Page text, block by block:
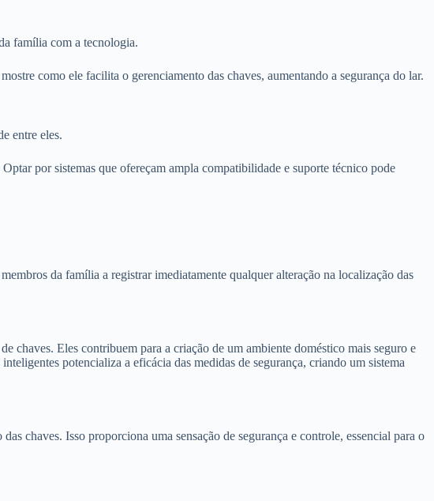
família com a tecnologia.
como ele facilita o gerenciamento das chaves, aumentando a segurança do lar.
entre eles.
por sistemas que ofereçam ampla compatibilidade e suporte técnico pode
da família a registrar imediatamente qualquer alteração na localização das
chaves. Eles contribuem para a criação de um ambiente doméstico mais seguro e
potencializa a eficácia das medidas de segurança, criando um sistema
chaves. Isso proporciona uma sensação de segurança e controle, essencial para o